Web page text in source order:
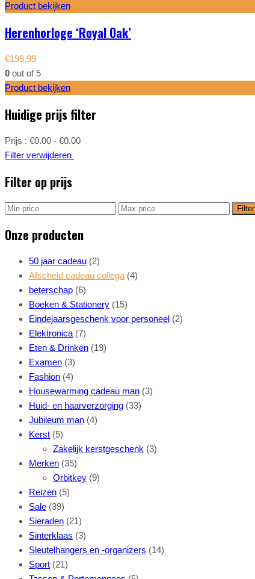
Product bekijken
Herenhorloge ‘Royal Oak’
€199,99
0 out of 5
Product bekijken
Huidige prijs filter
Prijs : €0.00 - €0.00
Filter verwijderen
Filter op prijs
Filter
Onze producten
50 jaar cadeau (2)
Afscheid cadeau collega (4)
beterschap (6)
Boeken & Stationery (15)
Eindejaarsgeschenk voor personeel (2)
Elektronica (7)
Eten & Drinken (19)
Examen (3)
Fashion (4)
Housewarming cadeau man (3)
Huid- en haarverzorging (33)
Jubileum man (4)
Kerst (5)
Zakelijk kerstgeschenk (3)
Merken (35)
Orbitkey (9)
Reizen (5)
Sale (39)
Sieraden (21)
Sinterklaas (3)
Sleutelhangers en -organizers (14)
Sport (21)